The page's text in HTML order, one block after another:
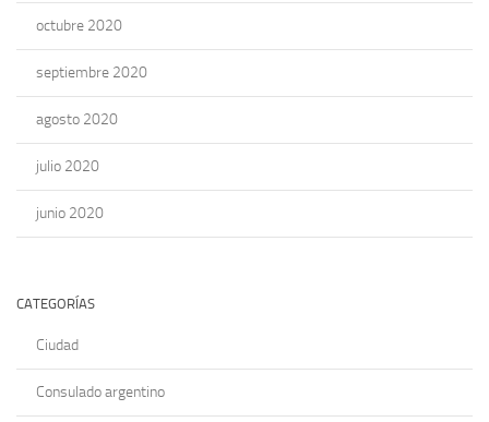
octubre 2020
septiembre 2020
agosto 2020
julio 2020
junio 2020
CATEGORÍAS
Ciudad
Consulado argentino